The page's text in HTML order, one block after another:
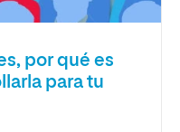
por qué es
para tu